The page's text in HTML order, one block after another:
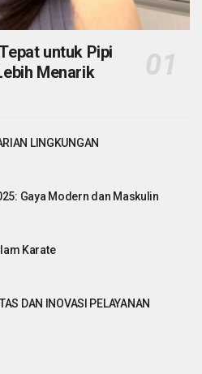
untuk Pipi
Menarik
LINGKUNGAN
Gaya Modern dan Maskulin
Karate
DAN INOVASI PELAYANAN